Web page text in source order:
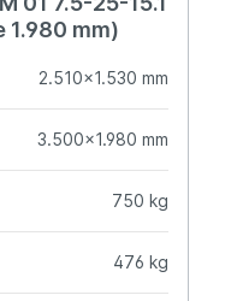
1.980 mm)
2.510x1.530 mm
3.500x1.980 mm
750 kg
476 kg